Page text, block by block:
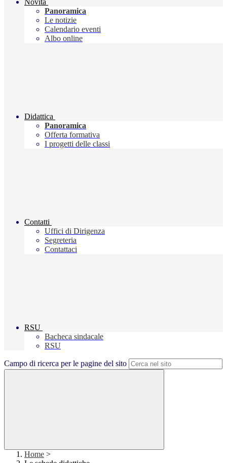
Novità
Panoramica
Le notizie
Calendario eventi
Albo online
Didattica
Panoramica
Offerta formativa
I progetti delle classi
Contatti
Uffici di Dirigenza
Segreteria
Contattaci
RSU
Bacheca sindacale
RSU
Campo di ricerca per le pagine del sito
Home >